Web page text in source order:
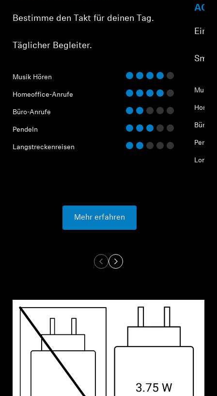
Bestimme den Takt für deinen Tag.
Täglicher Begleiter.
Musik Hören
Homeoffice-Anrufe
Büro-Anrufe
Pendeln
Langstreckenreisen
Mehr erfahren
Ein
Musik
Büro-
Long-